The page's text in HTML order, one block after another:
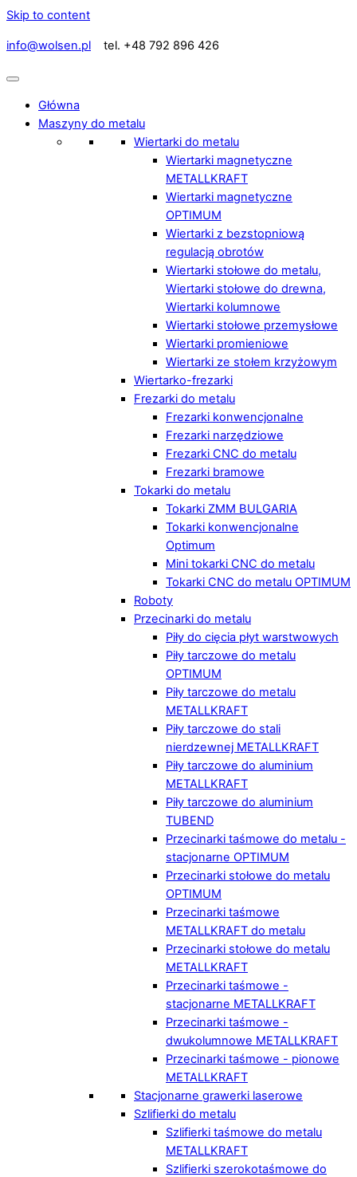
Skip to content
info@wolsen.pl tel. +48 792 896 426
Główna
Maszyny do metalu
Wiertarki do metalu
Wiertarki magnetyczne
METALLKRAFT
Wiertarki magnetyczne
OPTIMUM
Wiertarki z bezstopniową
regulacją obrotów
Wiertarki stołowe do metalu,
Wiertarki stołowe do drewna,
Wiertarki kolumnowe
Wiertarki stołowe przemysłowe
Wiertarki promieniowe
Wiertarki ze stołem krzyżowym
Wiertarko-frezarki
Frezarki do metalu
Frezarki konwencjonalne
Frezarki narzędziowe
Frezarki CNC do metalu
Frezarki bramowe
Tokarki do metalu
Tokarki ZMM BULGARIA
Tokarki konwencjonalne
Optimum
Mini tokarki CNC do metalu
Tokarki CNC do metalu OPTIMUM
Roboty
Przecinarki do metalu
Piły do cięcia płyt warstwowych
Piły tarczowe do metalu
OPTIMUM
Piły tarczowe do metalu
METALLKRAFT
Piły tarczowe do stali
nierdzewnej METALLKRAFT
Piły tarczowe do aluminium
METALLKRAFT
Piły tarczowe do aluminium
TUBEND
Przecinarki taśmowe do metalu -
stacjonarne OPTIMUM
Przecinarki stołowe do metalu
OPTIMUM
Przecinarki taśmowe
METALLKRAFT do metalu
Przecinarki stołowe do metalu
METALLKRAFT
Przecinarki taśmowe -
stacjonarne METALLKRAFT
Przecinarki taśmowe -
dwukolumnowe METALLKRAFT
Przecinarki taśmowe - pionowe
METALLKRAFT
Stacjonarne grawerki laserowe
Szlifierki do metalu
Szlifierki taśmowe do metalu
METALLKRAFT
Szlifierki szerokotaśmowe do